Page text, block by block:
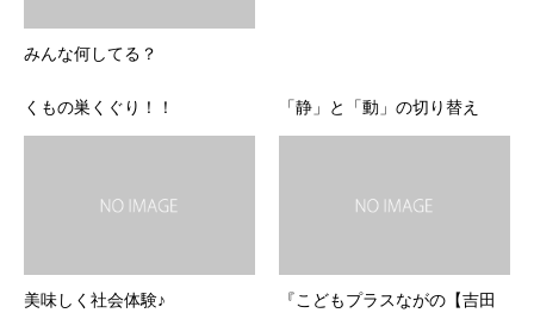
みんな何してる？
くもの巣くぐり！！ 「静」と「動」の切り替え
美味しく社会体験♪
『こどもプラスながの【吉田